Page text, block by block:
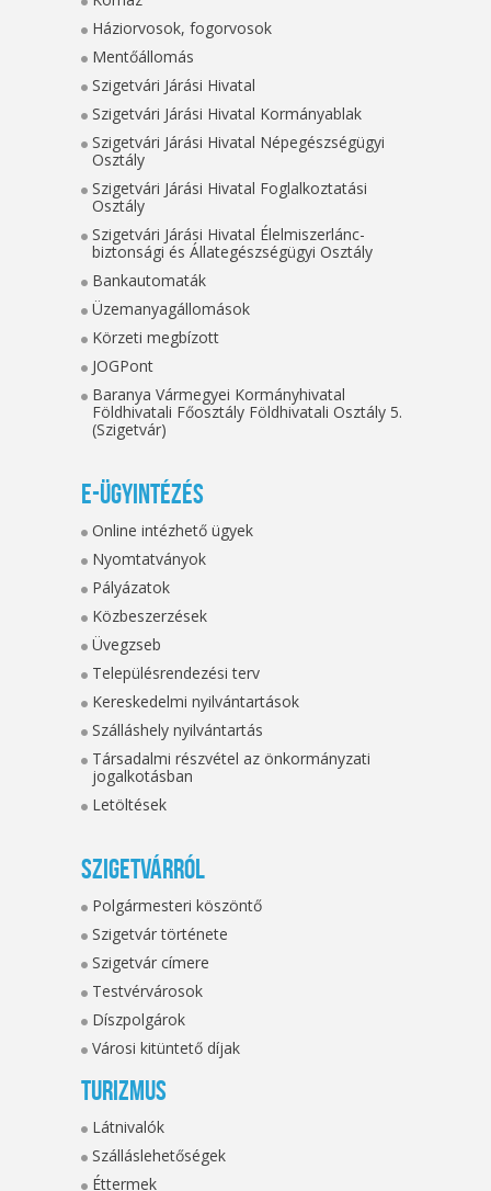
Háziorvosok, fogorvosok
Mentőállomás
Szigetvári Járási Hivatal
Szigetvári Járási Hivatal Kormányablak
Szigetvári Járási Hivatal Népegészségügyi
Osztály
Szigetvári Járási Hivatal Foglalkoztatási
Osztály
Szigetvári Járási Hivatal Élelmiszerlánc-
biztonsági és Állategészségügyi Osztály
Bankautomaták
Üzemanyagállomások
Körzeti megbízott
JOGPont
Baranya Vármegyei Kormányhivatal
Földhivatali Főosztály Földhivatali Osztály 5.
(Szigetvár)
E-ügyintézés
Online intézhető ügyek
Nyomtatványok
Pályázatok
Közbeszerzések
Üvegzseb
Településrendezési terv
Kereskedelmi nyilvántartások
Szálláshely nyilvántartás
Társadalmi részvétel az önkormányzati
jogalkotásban
Letöltések
Szigetvárról
Polgármesteri köszöntő
Szigetvár története
Szigetvár címere
Testvérvárosok
Díszpolgárok
Városi kitüntető díjak
Turizmus
Látnivalók
Szálláslehetőségek
Éttermek